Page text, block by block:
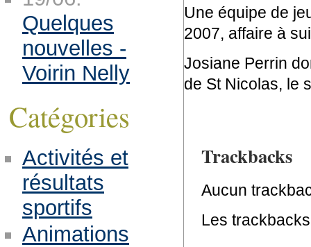
Une équipe de
2007, affaire à
Josiane Perrin
de St Nicolas, le
Trackbacks
Aucun
Les
Quelques
nouvelles -
Voirin Nelly
Catégories
Activités et
résultats
sportifs
Animations